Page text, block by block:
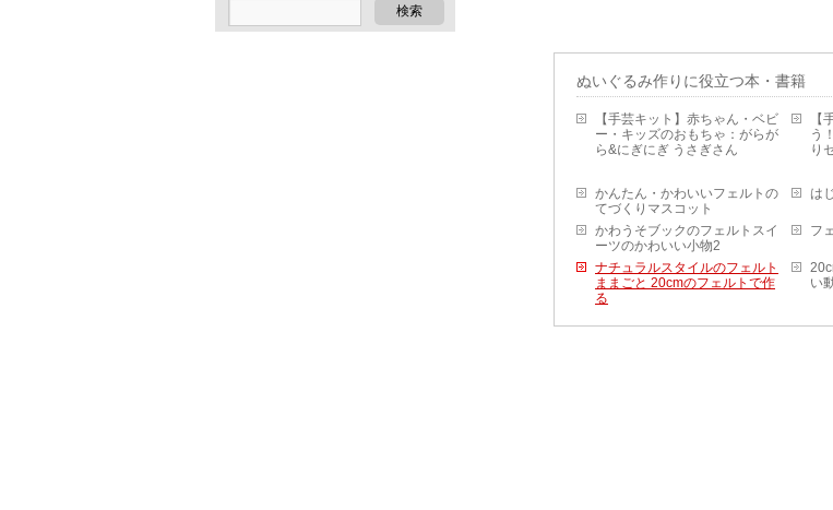
ぬいぐるみ作りに役立つ本・書籍
【手芸キット】赤ちゃん・ベビ
ー・キッズのおもちゃ：がらが
ら&にぎにぎ うさぎさん
【
う
り
かんたん・かわいいフェルトの
てづくりマスコット
は
かわうそブックのフェルトスイ
ーツのかわいい小物2
フ
ナチュラルスタイルのフェルト
ままごと 20cmのフェルトで作
る
い